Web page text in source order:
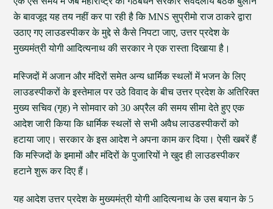
के बावजूद यह तय नहीं कर पा रही है कि MNS सुप्रीमो राज ठाकरे द्वारा
उठाए गए लाउडस्पीकर के मुद्दे से कैसे निपटा जाए, उत्तर प्रदेश के
मुख्यमंत्री योगी आदित्यनाथ की सरकार ने एक रास्ता दिखाया है।
मस्जिदों में अजान और मंदिरों समेत अन्य धार्मिक स्थलों में भजन के लिए
लाउडस्पीकरों के इस्तेमाल पर उठे विवाद के बीच उत्तर प्रदेश के अतिरिक्त
मुख्य सचिव (गृह) ने सोमवार को 30 अप्रैल की समय सीमा देते हुए एक
आदेश जारी किया कि धार्मिक स्थलों से सभी अवैध लाउडस्पीकरों को
हटाया जाए। सरकार के इस आदेश ने अपना काम कर दिया। ऐसी खबरें हैं
कि मस्जिदों के इमामों और मंदिरों के पुजारियों ने खुद ही लाउडस्पीकर
हटाने शुरू कर दिए हैं।
यह आदेश उत्तर प्रदेश के मुख्यमंत्री योगी आदित्यनाथ के उस बयान के 5